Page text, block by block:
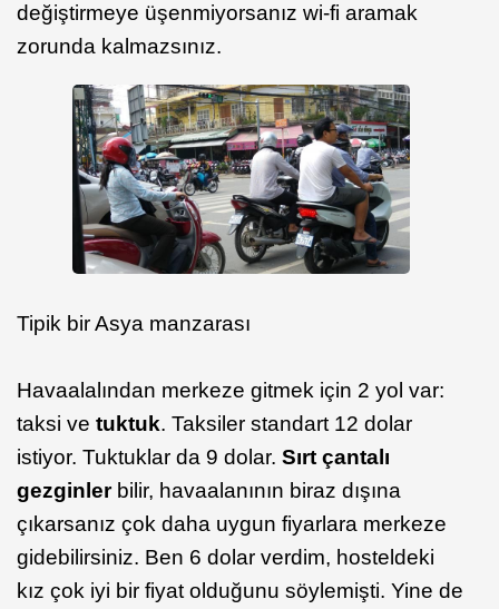
değiştirmeye üşenmiyorsanız wi-fi aramak
zorunda kalmazsınız.
Tipik bir Asya manzarası
Havaalalından merkeze gitmek için 2 yol var:
taksi ve tuktuk. Taksiler standart 12 dolar
istiyor. Tuktuklar da 9 dolar. Sırt çantalı
gezginler bilir, havaalanının biraz dışına
çıkarsanız çok daha uygun fiyarlara merkeze
gidebilirsiniz. Ben 6 dolar verdim, hosteldeki
kız çok iyi bir fiyat olduğunu söylemişti. Yine de